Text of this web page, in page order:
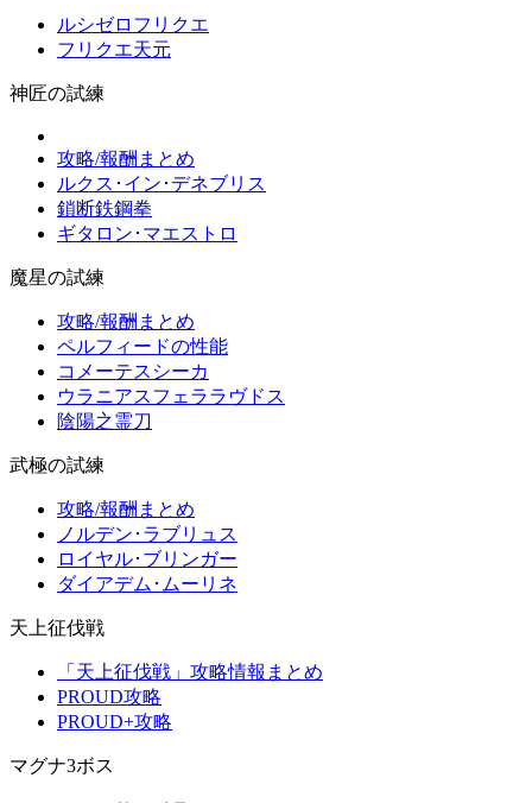
ルシゼロフリクエ
フリクエ天元
神匠の試練
攻略/報酬まとめ
ルクス･イン･デネブリス
鎖断鉄鋼拳
ギタロン･マエストロ
魔星の試練
攻略/報酬まとめ
ペルフィードの性能
コメーテスシーカ
ウラニアスフェララヴドス
陰陽之霊刀
武極の試練
攻略/報酬まとめ
ノルデン･ラブリュス
ロイヤル･ブリンガー
ダイアデム･ムーリネ
天上征伐戦
「天上征伐戦」攻略情報まとめ
PROUD攻略
PROUD+攻略
マグナ3ボス